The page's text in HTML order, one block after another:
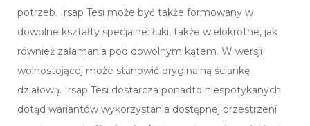
potrzeb. Irsap Tesi może być także formowany w
dowolne kształty specjalne: łuki, także wielokrotne, jak
również załamania pod dowolnym kątem. W wersji
wolnostojącej może stanowić oryginalną ściankę
działową. Irsap Tesi dostarcza ponadto niespotykanych
dotąd wariantów wykorzystania dostępnej przestrzeni